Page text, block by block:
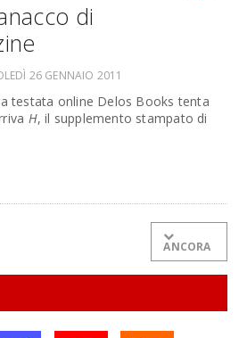
di
26 GENNAIO 2011
testata online Delos Books tenta
H, il supplemento stampato di
ANCORA